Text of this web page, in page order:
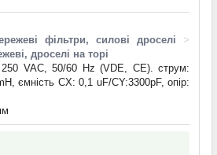
фільтри, силові дроселі
>
дроселі на торі
VAC, 50/60 Hz (VDE, CE). струм:
ємність CX: 0,1 uF/CY:3300pF, опір: